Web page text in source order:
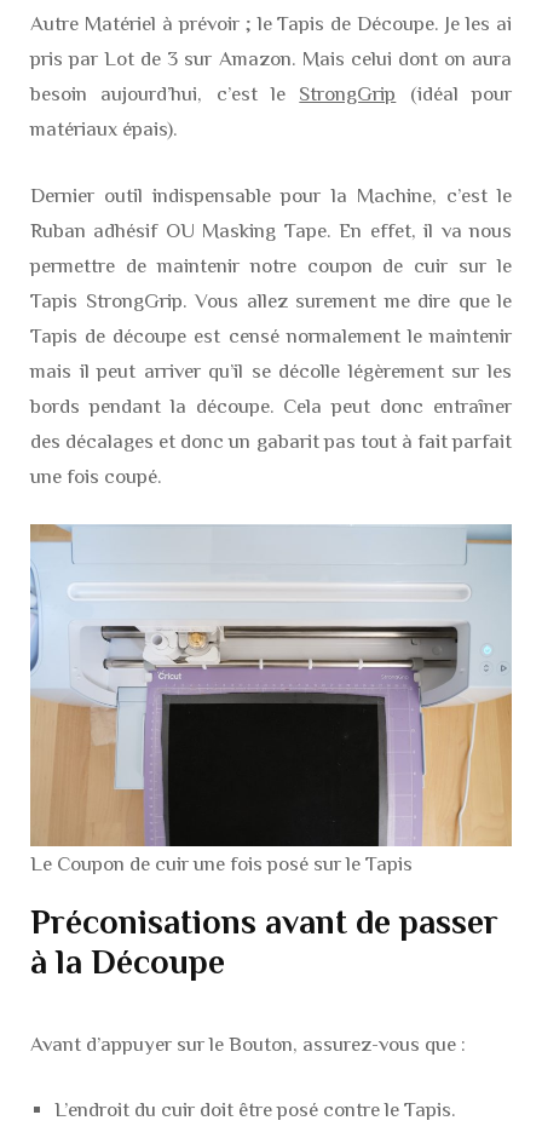
Autre Matériel à prévoir ; le Tapis de Découpe. Je les ai
pris par Lot de 3 sur Amazon. Mais celui dont on aura
besoin aujourd’hui, c’est le StrongGrip (idéal pour
matériaux épais).
Dernier outil indispensable pour la Machine, c’est le
Ruban adhésif OU Masking Tape. En effet, il va nous
permettre de maintenir notre coupon de cuir sur le
Tapis StrongGrip. Vous allez surement me dire que le
Tapis de découpe est censé normalement le maintenir
mais il peut arriver qu’il se décolle légèrement sur les
bords pendant la découpe. Cela peut donc entraîner
des décalages et donc un gabarit pas tout à fait parfait
une fois coupé.
Le Coupon de cuir une fois posé sur le Tapis
Préconisations avant de passer
à la Découpe
Avant d’appuyer sur le Bouton, assurez-vous que :
L’endroit du cuir doit être posé contre le Tapis.